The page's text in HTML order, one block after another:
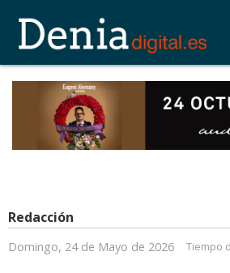
Redacción
Domingo, 24 de Mayo de 2026 Tiempo